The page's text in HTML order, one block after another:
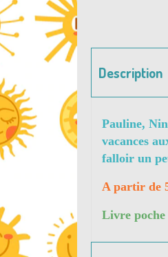
Description
Pauline,
vacances
falloir un
A partir de
Livre poche